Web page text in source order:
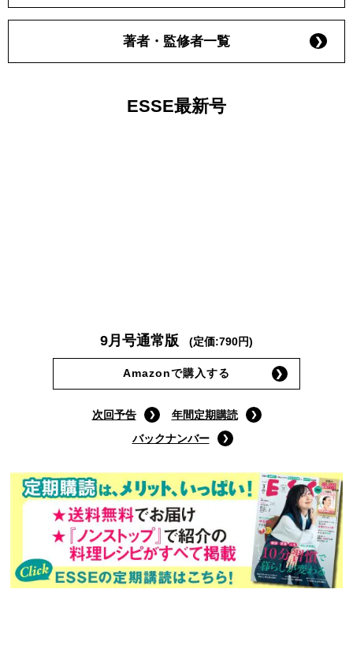
著者・監修者一覧
ESSE最新号
9月号通常版
Amazonで購入する
次回予告
年間定期購読
バックナンバー